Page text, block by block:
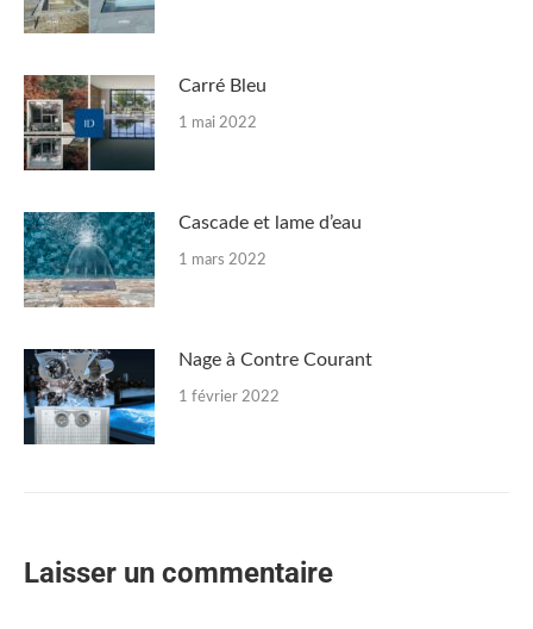
Carré Bleu
1 mai 2022
Cascade et lame d’eau
1 mars 2022
Nage à Contre Courant
1 février 2022
Laisser un commentaire